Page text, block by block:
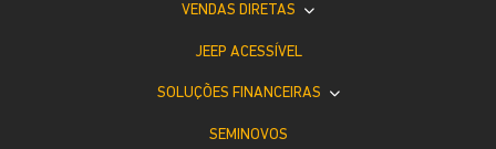
VENDAS DIRETAS
JEEP ACESSÍVEL
SOLUÇÕES FINANCEIRAS
SEMINOVOS